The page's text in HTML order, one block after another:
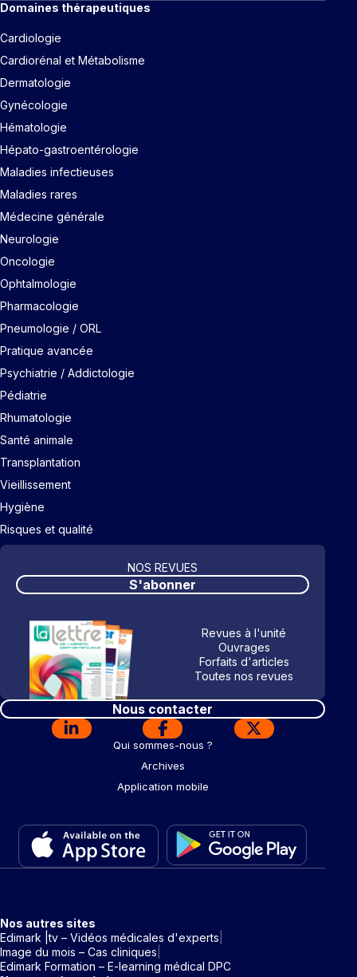
Domaines thérapeutiques
Cardiologie
Cardiorénal et Métabolisme
Dermatologie
Gynécologie
Hématologie
Hépato-gastroentérologie
Maladies infectieuses
Maladies rares
Médecine générale
Neurologie
Oncologie
Ophtalmologie
Pharmacologie
Pneumologie / ORL
Pratique avancée
Psychiatrie / Addictologie
Pédiatrie
Rhumatologie
Santé animale
Transplantation
Vieillissement
Hygiène
Risques et qualité
NOS REVUES
S'abonner
Revues à l'unité
Ouvrages
Forfaits d'articles
Toutes nos revues
Nous contacter
Qui sommes-nous ?
Archives
Application mobile
Nos autres sites
Edimark |tv – Vidéos médicales d'experts
Image du mois – Cas cliniques
Edimark Formation – E-learning médical DPC